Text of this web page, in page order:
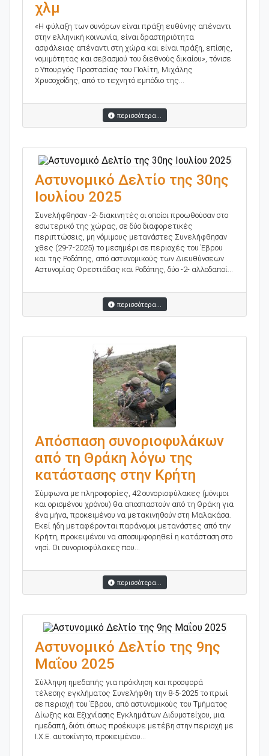
χλμ
«Η φύλαξη των συνόρων είναι πράξη ευθύνης απέναντι
στην ελληνική κοινωνία, είναι δραστηριότητα
ασφάλειας απέναντι στη χώρα και είναι πράξη, επίσης,
νομιμότητας και σεβασμού του διεθνούς δικαίου», τόνισε
ο Υπουργός Προστασίας του Πολίτη, Μιχάλης
Χρυσοχοΐδης, από το τεχνητό εμπόδιο της...
περισσότερα...
Αστυνομικό Δελτίο της 30ης
Ιουλίου 2025
Συνελήφθησαν -2- διακινητές οι οποίοι προωθούσαν στο
εσωτερικό της χώρας, σε δύο διαφορετικές
περιπτώσεις, μη νόμιμους μετανάστες Συνελήφθησαν
χθες (29-7-2025) το μεσημέρι σε περιοχές του Έβρου
και της Ροδόπης, από αστυνομικούς των Διευθύνσεων
Αστυνομίας Ορεστιάδας και Ροδόπης, δύο -2- αλλοδαποί...
περισσότερα...
Απόσπαση συνοριοφυλάκων
από τη Θράκη λόγω της
κατάστασης στην Κρήτη
Σύμφωνα με πληροφορίες, 42 συνοριοφύλακες (μόνιμοι
και ορισμένου χρόνου) θα αποσπαστούν από τη Θράκη για
ένα μήνα, προκειμένου να μετακινηθούν στη Μαλακάσα.
Εκεί ήδη μεταφέρονται παράνομοι μετανάστες από την
Κρήτη, προκειμένου να αποσυμφορηθεί η κατάσταση στο
νησί. Οι συνοριοφύλακες που...
περισσότερα...
Αστυνομικό Δελτίο της 9ης
Μαΐου 2025
Σύλληψη ημεδαπής για πρόκληση και προσφορά
τέλεσης εγκλήματος Συνελήφθη την 8-5-2025 το πρωί
σε περιοχή του Έβρου, από αστυνομικούς του Τμήματος
Δίωξης και Εξιχνίασης Εγκλημάτων Διδυμοτείχου, μια
ημεδαπή, διότι όπως προέκυψε μετέβη στην περιοχή με
Ι.Χ.Ε. αυτοκίνητο, προκειμένου...